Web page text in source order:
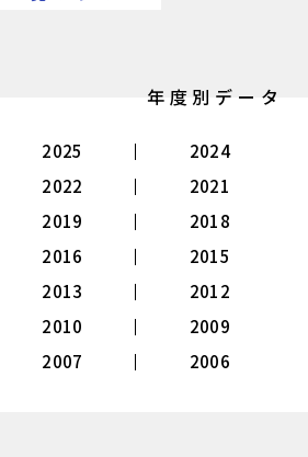
年度別データ
2025
2024
2022
2021
2019
2018
2016
2015
2013
2012
2010
2009
2007 2006